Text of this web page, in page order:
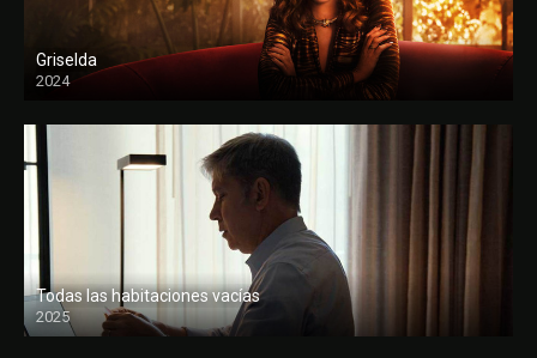
Griselda
2024
Todas las habitaciones vacías
2025
FULL HD